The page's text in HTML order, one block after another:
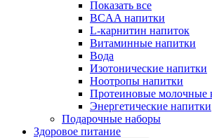
Показать все
BCAA напитки
L-карнитин напиток
Витаминные напитки
Вода
Изотонические напитки
Ноотропы напитки
Протеиновые молочные
Энергетические напитки
Подарочные наборы
Здоровое питание